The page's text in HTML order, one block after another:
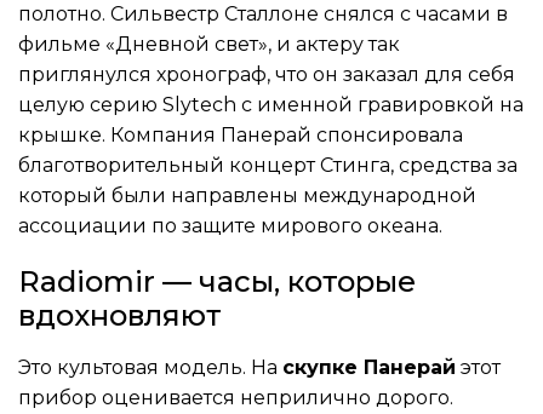
полотно. Сильвестр Сталлоне снялся с часами в
фильме «Дневной свет», и актеру так
приглянулся хронограф, что он заказал для себя
целую серию Slytech с именной гравировкой на
крышке. Компания Панерай спонсировала
благотворительный концерт Стинга, средства за
который были направлены международной
ассоциации по защите мирового океана.
Radiomir — часы, которые
вдохновляют
Это культовая модель. На скупке Панерай этот
прибор оценивается неприлично дорого.